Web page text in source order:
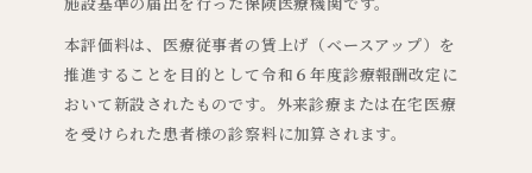
本評価料は、医療従事者の賃上げ（ベースアップ）を
推進することを目的として令和６年度診療報酬改定に
おいて新設されたものです。外来診療または在宅医療
を受けられた患者様の診察料に加算されます。